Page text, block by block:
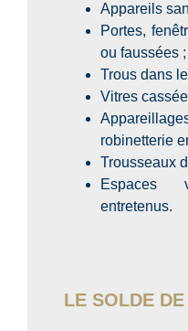
Appareils
Portes,
ou faussées ;
Trous dans
Vitres
robinetterie
Trousseaux
Espaces
entretenus.
LE SOLDE